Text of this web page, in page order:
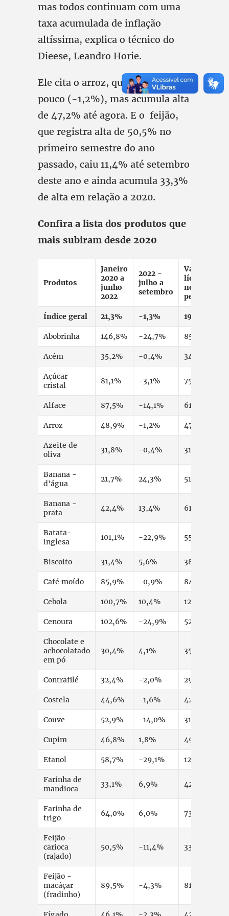
mas todos continuam com uma
taxa acumulada de inflação
altíssima, explica o técnico do
Dieese, Leandro Horie.
Ele cita o arroz, que caiu um
pouco (-1,2%), mas acumula alta
de 47,2% até agora. E o feijão,
que registra alta de 50,5% no
primeiro semestre do ano
passado, caiu 11,4% até setembro
deste ano e ainda acumula 33,3%
de alta em relação a 2020.
Confira a lista dos produtos que
mais subiram desde 2020
Produtos
Janeiro
2020 a
junho
2022
2022 -
julho a
setembro
Variação
líquida
no
período
Índice geral 21,3% -1,3% 19,7%
Abobrinha 146,8% -24,7% 85,8%
Acém 35,2% -0,4% 34,7%
Açúcar
cristal
81,1% -3,1% 75,5%
Alface 87,5% -14,1% 61,1%
Arroz 48,9% -1,2% 47,2%
Azeite de
oliva
31,8% -0,4% 31,3%
Banana -
d'água
21,7% 24,3% 51,3%
Banana -
prata
42,4% 13,4% 61,5%
Batata-
inglesa
101,1% -22,9% 55,0%
Biscoito 31,4% 5,6% 38,7%
Café moído 85,9% -0,9% 84,2%
Cebola 100,7% 10,4% 121,7%
Cenoura 102,6% -24,9% 52,0%
Chocolate e
achocolatado
em pó
30,4% 4,1% 35,7%
Contrafilé 32,4% -2,0% 29,8%
Costela 44,6% -1,6% 42,3%
Couve 52,9% -14,0% 31,4%
Cupim 46,8% 1,8% 49,6%
Etanol 58,7% -29,1% 12,4%
Farinha de
mandioca
33,1% 6,9% 42,3%
Farinha de
trigo
64,0% 6,0% 73,9%
Feijão -
carioca
(rajado)
50,5% -11,4% 33,3%
Feijão -
macáçar
(fradinho)
89,5% -4,3% 81,4%